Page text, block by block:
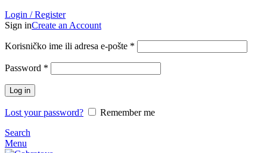
Login / Register
Sign inCreate an Account
Korisničko ime ili adresa e-pošte *
Password *
Log in
Lost your password?
Remember me
Search
Menu